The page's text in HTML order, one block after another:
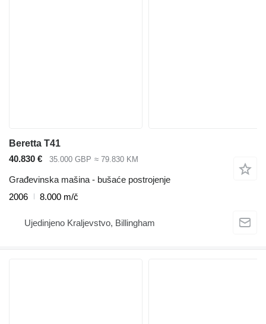
Beretta T41
40.830 €
35.000 GBP ≈ 79.830 KM
Građevinska mašina - bušaće postrojenje
2006
8.000 m/č
Ujedinjeno Kraljevstvo, Billingham